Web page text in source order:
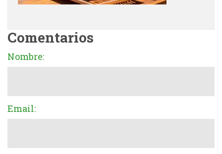
Comentarios
Nombre:
Email: